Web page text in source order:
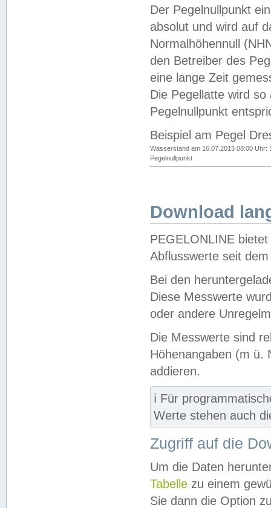
Der Pegelnullpunkt
absolut und wird auf
Normalhöhennull
den Betreiber des
eine lange Zeit
Die Pegellatte wird
Pegelnullpunkt
Beispiel am Pegel
Wasserstand am 16.07.2013 08:00 Uhr:
Pegelnullpunkt
Download
PEGELONLINE
Abflusswerte seit
Bei den
Diese Messwerte
oder andere
Die Messwerte sind
Höhenangaben (m ü.
addieren.
ℹ️ Für
Werte stehen auch
Zugriff auf die
Um die Daten
Tabelle zu einem
Sie dann die Option